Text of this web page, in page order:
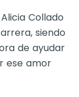
Collado
siendo
de ayudar
ese amor